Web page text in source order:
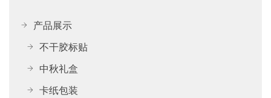
产品展示
不干胶标贴
中秋礼盒
卡纸包装